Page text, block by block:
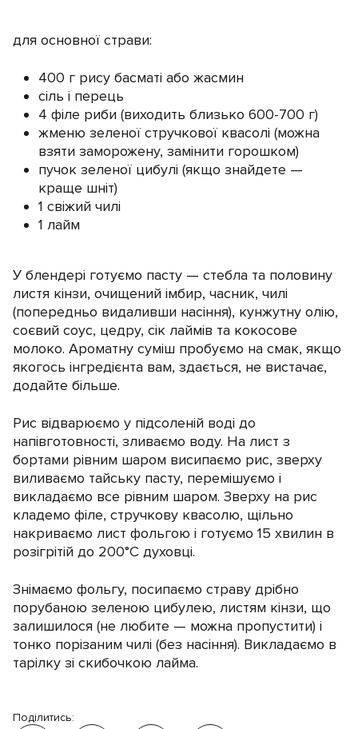
для основної страви:
400 г рису басматі або жасмин
сіль і перець
4 філе риби (виходить близько 600-700 г)
жменю зеленої стручкової квасолі (можна
взяти заморожену, замінити горошком)
пучок зеленої цибулі (якщо знайдете —
краще шніт)
1 свіжий чилі
1 лайм
У блендері готуємо пасту — стебла та половину
листя кінзи, очищений імбир, часник, чилі
(попередньо видаливши насіння), кунжутну олію,
соєвий соус, цедру, сік лаймів та кокосове
молоко. Ароматну суміш пробуємо на смак, якщо
якогось інгредієнта вам, здається, не вистачає,
додайте більше.
Рис відварюємо у підсоленій воді до
напівготовності, зливаємо воду. На лист з
бортами рівним шаром висипаємо рис, зверху
виливаємо тайську пасту, перемішуємо і
викладаємо все рівним шаром. Зверху на рис
кладемо філе, стручкову квасолю, щільно
накриваємо лист фольгою і готуємо 15 хвилин в
розігрітій до 200°C духовці.
Знімаємо фольгу, посипаємо страву дрібно
порубаною зеленою цибулею, листям кінзи, що
залишилося (не любите — можна пропустити) і
тонко порізаним чилі (без насіння). Викладаємо в
тарілку зі скибочкою лайма.
Поділитись: